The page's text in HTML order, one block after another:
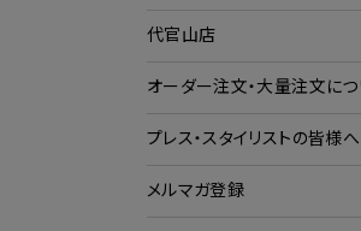
代官山店
オーダー注文・大量注文につ
プレス・スタイリストの皆様へ
メルマガ登録